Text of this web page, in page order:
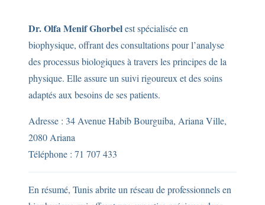
Dr. Olfa Menif Ghorbelest spécialisée en
biophysique, offrant des consultations pour l’analyse
des processus biologiques à travers les principes de la
physique. Elle assure un suivi rigoureux et des soins
adaptés aux besoins de ses patients.
Adresse : 34 Avenue Habib Bourguiba, Ariana Ville,
2080 Ariana
Téléphone : 71 707 433
En résumé, Tunis abrite un réseau de professionnels en